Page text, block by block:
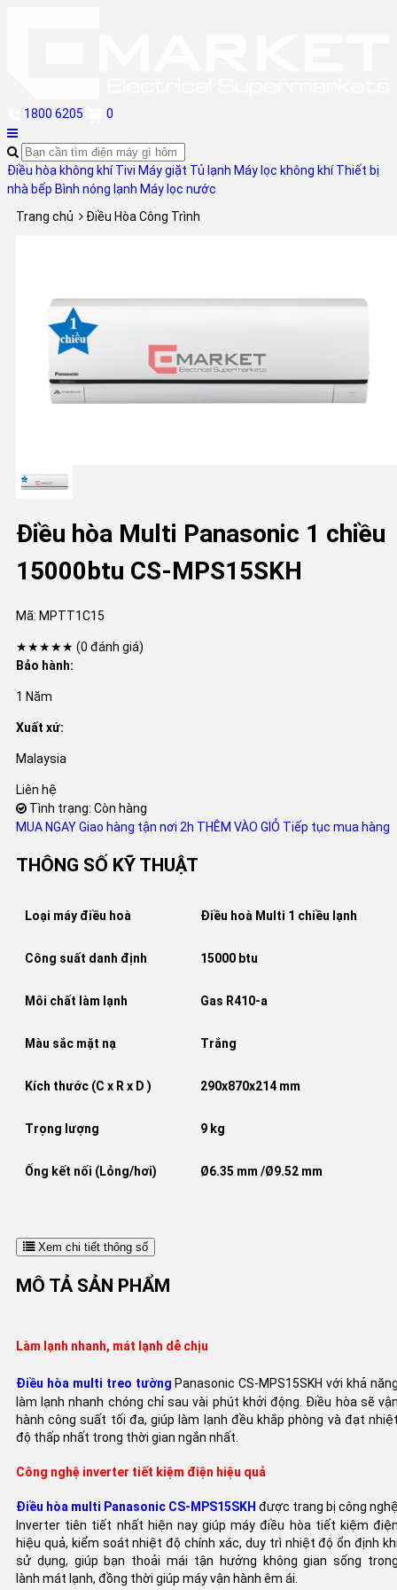
1800 6205 0
Điều hòa không khí Tivi Máy giặt Tủ lạnh Máy lọc không khí Thiết bị
nhà bếp Bình nóng lạnh Máy lọc nước
Trang chủ
Điều Hòa Công Trình
Điều hòa Multi Panasonic 1 chiều
15000btu CS-MPS15SKH
Mã: MPTT1C15
★★★★★ (0 đánh giá)
Bảo hành:
1 Năm
Xuất xứ:
Malaysia
Liên hệ
Tình trạng: Còn hàng
MUA NGAYGiao hàng tận nơi 2h THÊM VÀO GIỎ Tiếp tục mua hàng
THÔNG SỐ KỸ THUẬT
Loại máy điều hoà Điều hoà Multi 1 chiều lạnh
Công suất danh định 15000 btu
Môi chất làm lạnh Gas R410-a
Màu sắc mặt nạ Trắng
Kích thước (C x R x D ) 290x870x214 mm
Trọng lượng 9 kg
Ống kết nối (Lỏng/hơi) Ø6.35 mm /Ø9.52 mm
Xem chi tiết thông số
MÔ TẢ SẢN PHẨM
Làm lạnh nhanh, mát lạnh dễ chịu
Điều hòa multi treo tường Panasonic CS-MPS15SKH với khả
làm lạnh nhanh chóng chỉ sau vài phút khởi động. Điều hòa sẽ
hành công suất tối đa, giúp làm lạnh đều khắp phòng và đạt
độ thấp nhất trong thời gian ngắn nhất.
Công nghệ inverter tiết kiệm điện hiệu quả
Điều hòa multi Panasonic CS-MPS15SKH được trang bị công
Inverter tiên tiết nhất hiện nay giúp máy điều hòa tiết kiệm
hiệu quả, kiểm soát nhiệt độ chính xác, duy trì nhiệt độ ổn định
sử dụng, giúp bạn thoải mái tận hưởng không gian sống
lành mát lạnh, đồng thời giúp máy vận hành êm ái.